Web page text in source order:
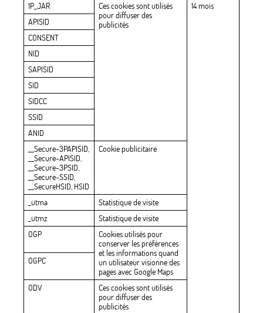
1P_JAR
Ces cookies sont utilisés
pour diffuser des
publicités
14 mois
APISID
CONSENT
NID
SAPISID
SID
SIDCC
SSID
ANID
__Secure-3PAPISID,
__Secure-APISID,
__Secure-3PSID,
__Secure-SSID,
__SecureHSID, HSID
Cookie publicitaire
_utma
Statistique de visite
_utmz
Statistique de visite
OGP
Cookies utilisés pour
conserver les préférences
et les informations quand
un utilisateur visionne des
pages avec Google Maps
OGPC
ODV
Ces cookies sont utilisés
pour diffuser des
publicités